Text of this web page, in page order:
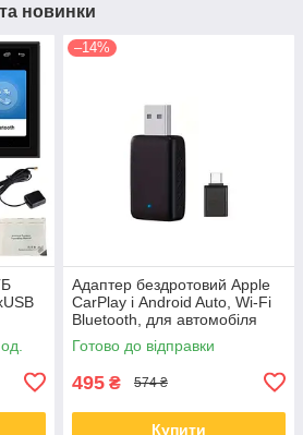
новинки
–14%
Адаптер бездротовий Apple
CarPlay і Android Auto, Wi-Fi
Bluetooth, для автомобіля
Готово до відправки
495 ₴ 574 ₴
Купити